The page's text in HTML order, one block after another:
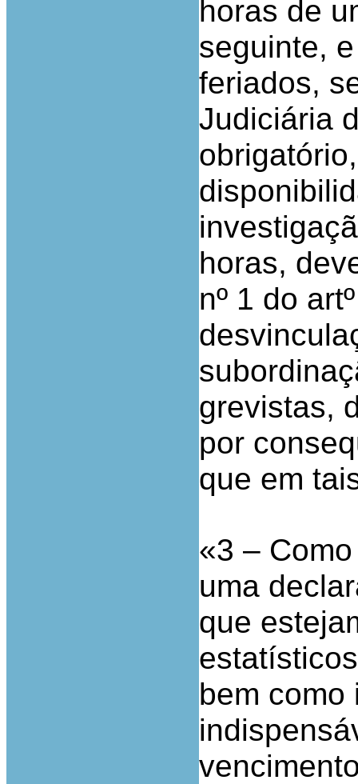
horas de
seguinte,
feriados,
Judiciária
horas,
nº 1 do
grevistas,
por
que em
«3 –
uma
que
bem como